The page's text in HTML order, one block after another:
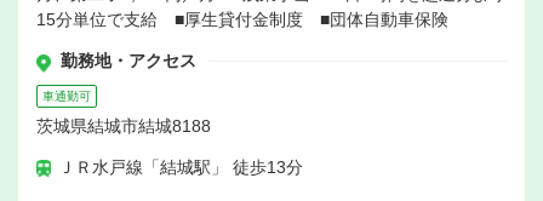
15分単位で支給 ■厚生貸付金制度 ■団体自動車保険
勤務地・アクセス
車通勤可
茨城県結城市結城8188
ＪＲ水戸線「結城駅」 徒歩13分